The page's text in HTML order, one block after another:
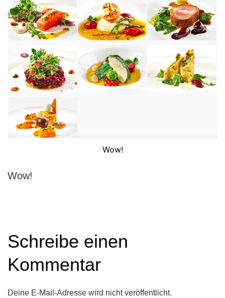
Wow!
Wow!
Schreibe einen
Kommentar
Deine E-Mail-Adresse wird nicht veröffentlicht.